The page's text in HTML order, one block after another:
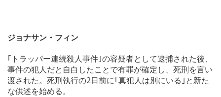
ジョナサン・フィン
｢トラッパー連続殺人事件｣の容疑者として逮捕された後、
事件の犯人だと自白したことで有罪が確定し、死刑を言い
渡された。死刑執行の2日前に｢真犯人は別にいる｣と新た
な供述を始める。